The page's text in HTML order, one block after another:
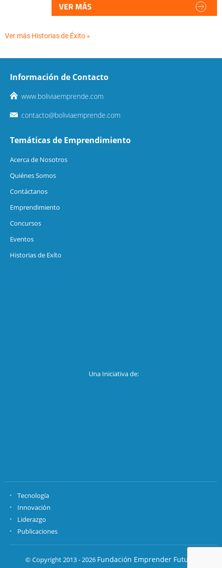
VER MÁS
Ver más Historias de Éxito »
Información de Contacto
www.boliviaemprende.com
contacto@boliviaemprende.com
Temáticas de Emprendimiento
Acerca de Nosotros
Quiénes Somos
Contáctanos
Emprendimiento
Concursos
Eventos
Historias de Exíto
Una Iniciativa de:
Tecnología
Innovación
Liderazgo
Publicaciones
© Copyright 2013 - 2026 Fundación Emprender Futuro.